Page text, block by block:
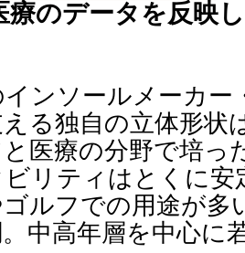
療のデータを反映
ンソールメーカー
る独自の立体形状
医療の分野で培っ
リティはとくに安
ルフでの用途が多
中高年層を中心に